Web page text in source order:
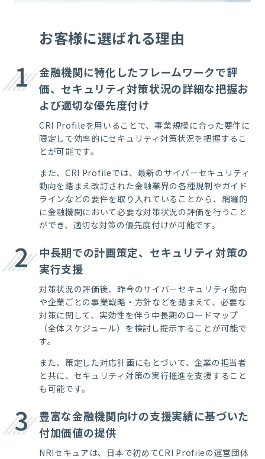
お客様に選ばれる理由
1
金融機関に特化したフレームワークで評
価、セキュリティ対策状況の詳細な把握お
よび適切な優先度付け
CRI Profileを用いることで、事業規模に合った要件に
限定して効率的にセキュリティ対策状況を把握するこ
とが可能です。
また、 CRI Profileでは、最新のサイバーセキュリティ
動向を踏まえ改訂された金融業界の各種規制やガイド
ラインなどの要件を取り入れていることから、網羅的
に金融機関において必要な対策状況の評価を行うこと
ができ、適切な対策の優先度付けが可能です。
2
中長期での計画策定、セキュリティ対策の
実行支援
対策状況の評価後、昨今のサイバーセキュリティ動向
や企業ごとの事業戦略・方針などを踏まえて、必要な
対策に関して、実効性を伴う中長期のロードマップ
（全体スケジュール）を検討し提示することが可能で
す。
また、策定した対応計画にもとづいて、企業の担当者
と共に、セキュリティ対策の実行推進を支援すること
も可能です。
3
豊富な金融機関向けの支援実績に基づいた
付加価値の提供
NRIセキュアは、日本で初めてCRI Profileの運営団体